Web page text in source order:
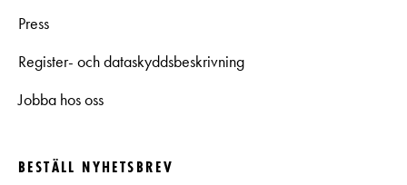
Press
Register- och dataskyddsbeskrivning
Jobba hos oss
BESTÄLL NYHETSBREV